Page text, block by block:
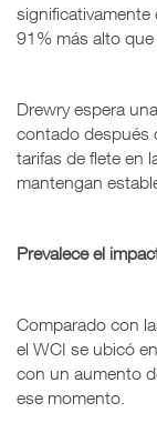
significativamente
91% más alto que
Drewry espera
contado después
tarifas de flete en
mantengan
Prevalece el
Comparado con
el WCI se ubicó
con un aumento
ese momento.